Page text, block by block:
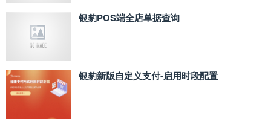
银豹POS端全店单据查询
银豹新版自定义支付‑启用时段配置